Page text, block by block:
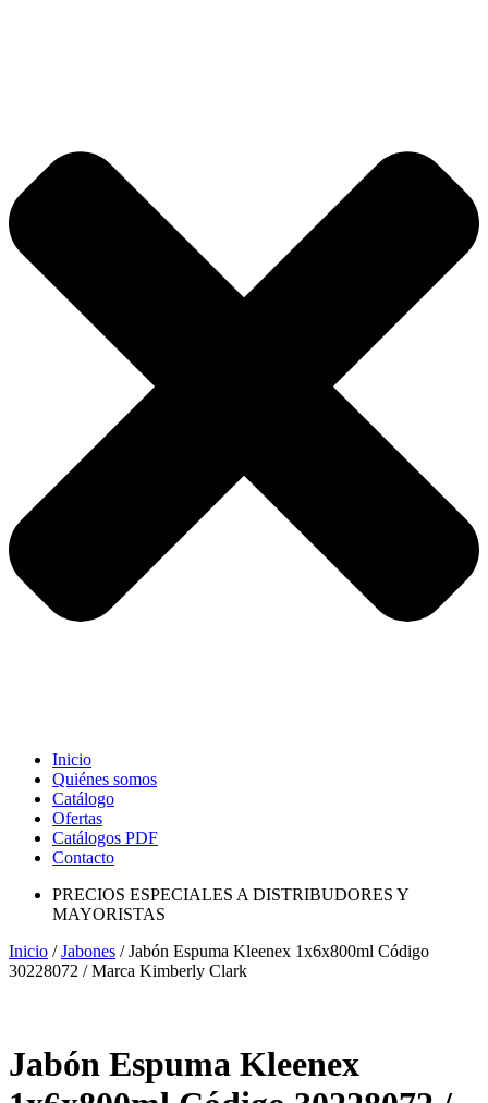
Inicio
Quiénes somos
Catálogo
Ofertas
Catálogos PDF
Contacto
PRECIOS ESPECIALES A DISTRIBUDORES Y
MAYORISTAS
Inicio /Jabones / Jabón Espuma Kleenex 1x6x800ml Código
30228072 / Marca Kimberly Clark
Jabón Espuma Kleenex